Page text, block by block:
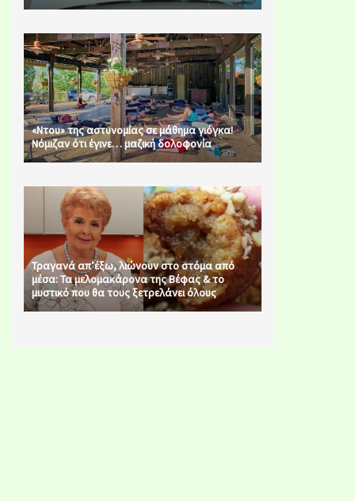
«Ντου» της αστυνομίας σε μάθημα γιόγκα!
Νόμιζαν ότι έγινε… μαζική δολοφονία
Τραγανά απ’έξω, λιώνουν στο στόμα από
μέσα: Τα μελομακάρονα της Βέφας & το
μυστικό που θα τους ξετρελάνει όλους